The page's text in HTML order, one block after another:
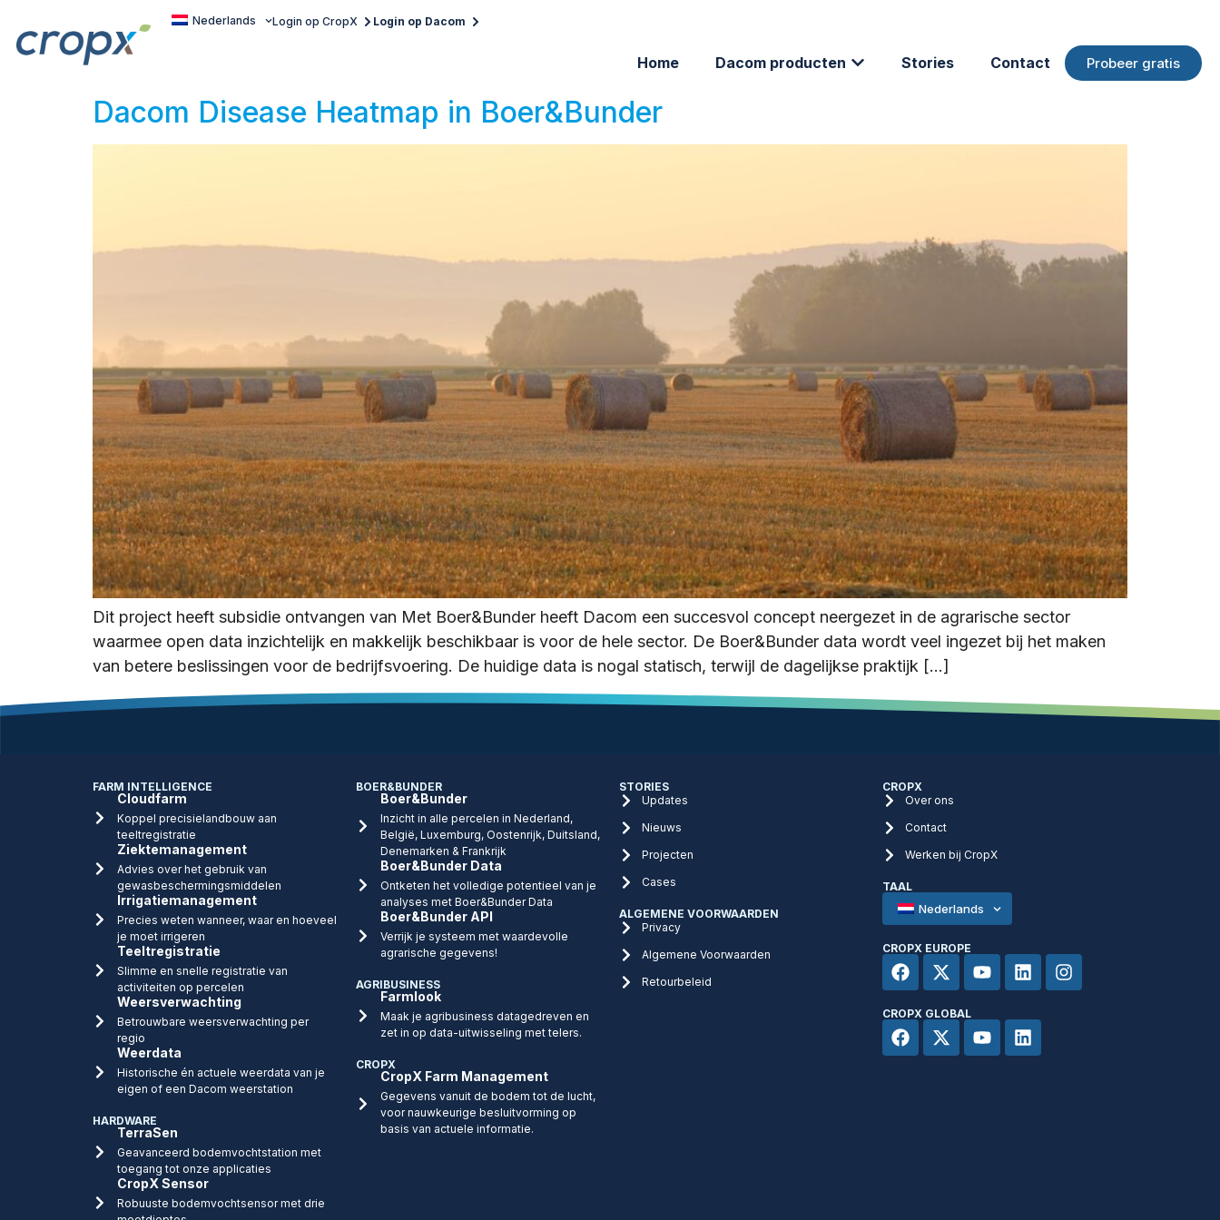
Nederlands Login op CropX Login op Dacom
Home Dacom producten Stories Contact Probeer gratis
Dacom Disease Heatmap in Boer&Bunder
Dit project heeft subsidie ontvangen van Met Boer&Bunder heeft Dacom een succesvol concept neergezet in de agrarische sector
waarmee open data inzichtelijk en makkelijk beschikbaar is voor de hele sector. De Boer&Bunder data wordt veel ingezet bij het maken
van betere beslissingen voor de bedrijfsvoering. De huidige data is nogal statisch, terwijl de dagelijkse praktijk […]
FARM INTELLIGENCE
Cloudfarm
Koppel precisielandbouw aan
teeltregistratie
Ziektemanagement
Advies over het gebruik van
gewasbeschermingsmiddelen
Irrigatiemanagement
Precies weten wanneer, waar en hoeveel
je moet irrigeren
Teeltregistratie
Slimme en snelle registratie van
activiteiten op percelen
Weersverwachting
Betrouwbare weersverwachting per
regio
Weerdata
Historische én actuele weerdata van je
eigen of een Dacom weerstation
HARDWARE
TerraSen
Geavanceerd bodemvochtstation met
toegang tot onze applicaties
CropX Sensor
Robuuste bodemvochtsensor met drie
BOER&BUNDER
Boer&Bunder
Inzicht in alle percelen in Nederland,
België, Luxemburg, Oostenrijk, Duitsland,
Denemarken & Frankrijk
Boer&Bunder Data
Ontketen het volledige potentieel van je
analyses met Boer&Bunder Data
Boer&Bunder API
Verrijk je systeem met waardevolle
agrarische gegevens!
AGRIBUSINESS
Farmlook
Maak je agribusiness datagedreven en
zet in op data-uitwisseling met telers.
CROPX
CropX Farm Management
Gegevens vanuit de bodem tot de lucht,
voor nauwkeurige besluitvorming op
basis van actuele informatie.
STORIES
Updates
Nieuws
Projecten
Cases
ALGEMENE VOORWAARDEN
Privacy
Algemene Voorwaarden
Retourbeleid
CROPX
Over ons
Contact
Werken bij CropX
TAAL
Nederlands
CROPX EUROPE
CROPX GLOBAL